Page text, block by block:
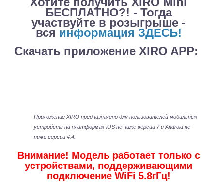
БЕСПЛАТНО?! - Тогда
участвуйте в розыгрыше -
вся информация ЗДЕСЬ!
Скачать приложение XIRO APP:
Приложение XIRO предназначено для пользователей мобильных
устройств на платформах iOS не ниже версии 7 и Android не
ниже версии 4.4.
Внимание! Модель работает только с
устройствами, поддерживающими
подключение WiFi 5.8гГц!